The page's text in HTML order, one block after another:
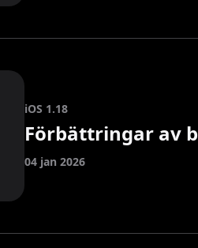
iOS 1.18
Förbättringar av
04 jan 2026